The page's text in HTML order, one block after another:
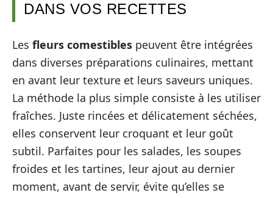
DANS VOS RECETTES
Les fleurs comestibles peuvent être intégrées
dans diverses préparations culinaires, mettant
en avant leur texture et leurs saveurs uniques.
La méthode la plus simple consiste à les utiliser
fraîches. Juste rincées et délicatement séchées,
elles conservent leur croquant et leur goût
subtil. Parfaites pour les salades, les soupes
froides et les tartines, leur ajout au dernier
moment, avant de servir, évite qu’elles se